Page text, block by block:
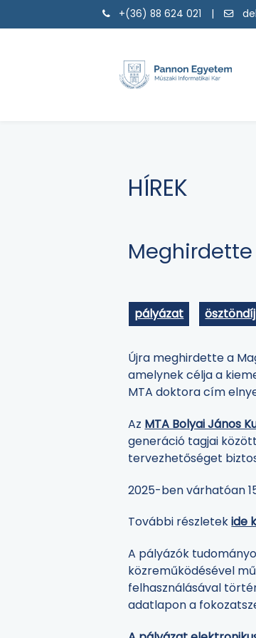
+(36) 88 624 021 |
HÍREK
pályázat ösztöndíj
Újra meghirdette a
amelynek célja a
MTA doktora cím
Az MTA Bolyai János
generáció tagjai
tervezhetőséget
2025-ben várhatóan
További részletekide
A pályázók
közreműködésével
felhasználásával
adatlapon a